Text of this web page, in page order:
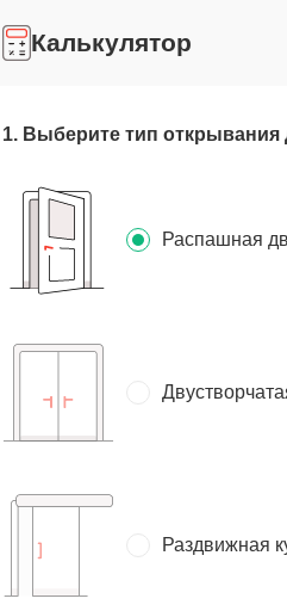
Калькулятор
1. Выберите тип открывания
Распашная
Раздвижная